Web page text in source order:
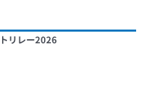
リレー2026